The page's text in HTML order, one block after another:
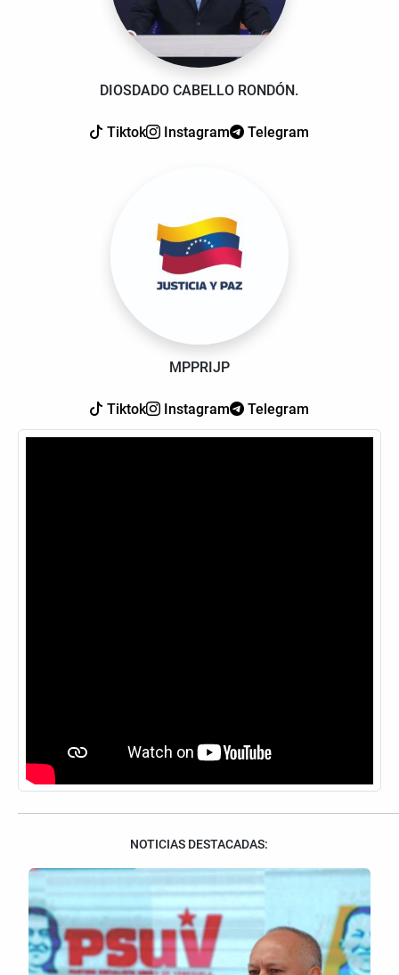
DIOSDADO CABELLO RONDÓN.
Tiktok Instagram Telegram
MPPRIJP
Tiktok Instagram Telegram
NOTICIAS DESTACADAS: